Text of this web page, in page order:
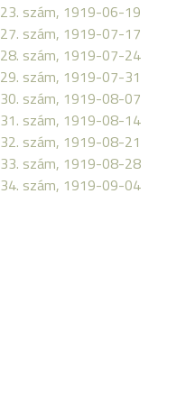
23. szám, 1919-06-19
27. szám, 1919-07-17
28. szám, 1919-07-24
29. szám, 1919-07-31
30. szám, 1919-08-07
31. szám, 1919-08-14
32. szám, 1919-08-21
33. szám, 1919-08-28
34. szám, 1919-09-04